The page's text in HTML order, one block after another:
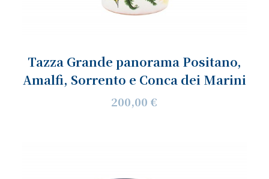
Tazza Grande panorama Positano,
Amalfi, Sorrento e Conca dei Marini
200,00 €